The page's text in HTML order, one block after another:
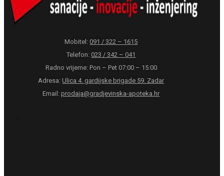
Mobitel:091 / 322 – 1615
Telefon:023 / 342 – 041
Radno vrijeme: Pon – Pet 07:00 – 15:00
Adresa:Ulica 4. gardijske brigade 59. Zadar
Email:prodaja@gradjevinska-apoteka.hr